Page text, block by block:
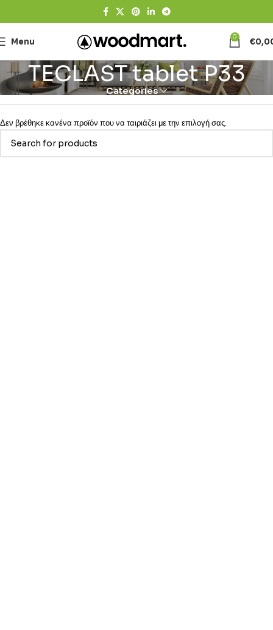
Menu 0 €
TECLAST tablet P33
Categories
Δεν βρέθηκε κανένα προϊόν που να ταιριάζει με την επιλογή σας.